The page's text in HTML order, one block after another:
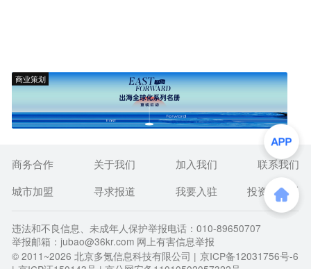
商业策划
商务合作 关于我们 加入我们
联系我们
城市加盟
寻求报道 我要入驻 投资者关系
违法和不良信息、未成年人保护举报电话：010-89650707
举报邮箱：jubao@36kr.com 网上有害信息举报
© 2011~2026 北京多氪信息科技有限公司 | 京ICP备12031756号-6